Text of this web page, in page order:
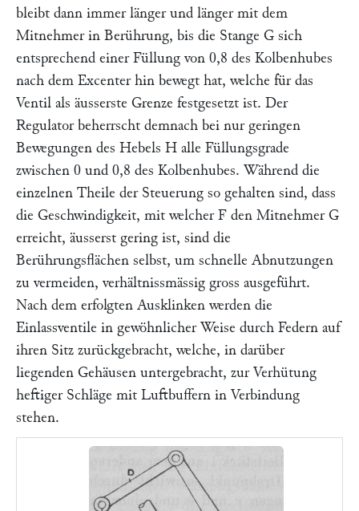
bleibt dann immer länger und länger mit dem
Mitnehmer in Berührung, bis die Stange G sich
entsprechend einer Füllung von 0,8 des Kolbenhubes
nach dem Excenter hin bewegt hat, welche für das
Ventil als äusserste Grenze festgesetzt ist. Der
Regulator beherrscht demnach bei nur geringen
Bewegungen des Hebels H alle Füllungsgrade
zwischen 0 und 0,8 des Kolbenhubes. Während die
einzelnen Theile der Steuerung so gehalten sind, dass
die Geschwindigkeit, mit welcher F den Mitnehmer G
erreicht, äusserst gering ist, sind die
Berührungsflächen selbst, um schnelle Abnutzungen
zu vermeiden, verhältnissmässig gross ausgeführt.
Nach dem erfolgten Ausklinken werden die
Einlassventile in gewöhnlicher Weise durch Federn auf
ihren Sitz zurückgebracht, welche, in darüber
liegenden Gehäusen untergebracht, zur Verhütung
heftiger Schläge mit Luftbuffern in Verbindung
stehen.